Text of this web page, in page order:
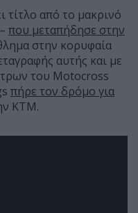
τίτλο από το μακρινό
που μεταπήδησε στην
στην κορυφαία
αυτής και με
του Motocross
πήρε τον δρόμο για
KTM.